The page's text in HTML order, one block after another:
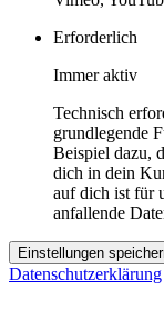
Erforderlich
Immer aktiv
Technisch
grundlegende
Beispiel dazu,
dich in dein
auf dich ist für
anfallende
Einstellungen
Datenschutzerklärung